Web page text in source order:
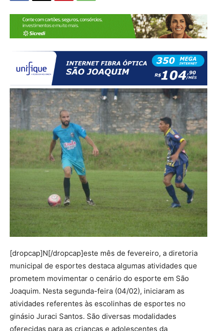
[dropcap]N[/dropcap]este mês de fevereiro, a diretoria
municipal de esportes destaca algumas atividades que
prometem movimentar o cenário do esporte em São
Joaquim. Nesta segunda-feira (04/02), iniciaram as
atividades referentes às escolinhas de esportes no
ginásio Juraci Santos. São diversas modalidades
oferecidas para as crianças e adolescentes da